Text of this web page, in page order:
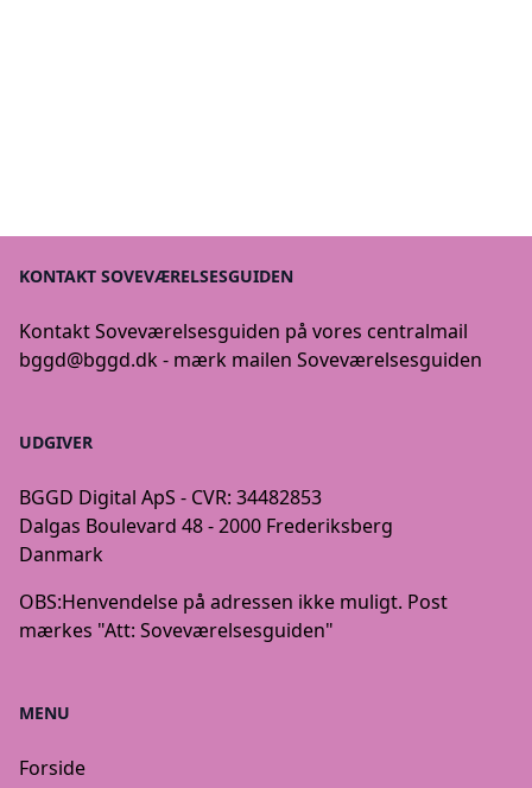
KONTAKT SOVEVÆRELSESGUIDEN
Kontakt Soveværelsesguiden på vores centralmail
bggd@bggd.dk- mærk mailen Soveværelsesguiden
UDGIVER
BGGD Digital ApS - CVR: 34482853
Dalgas Boulevard 48 - 2000 Frederiksberg
Danmark
OBS:Henvendelse på adressen ikke muligt. Post
mærkes "Att: Soveværelsesguiden"
MENU
Forside